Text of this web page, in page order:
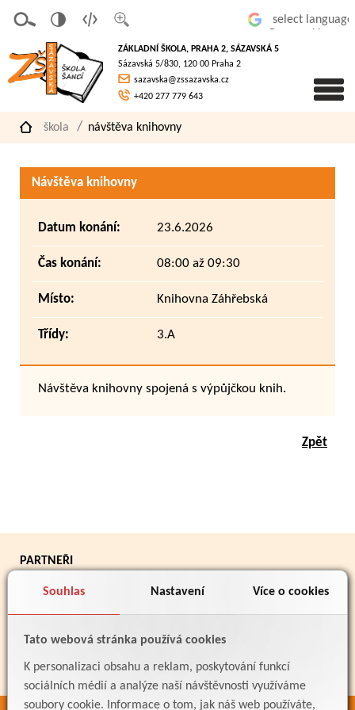
Souhlas Nastavení Více o cookies
Tato webová stránka používá cookies
K personalizaci obsahu a reklam, poskytování funkcí
sociálních médií a analýze naší návštěvnosti využíváme
soubory cookie. Informace o tom, jak náš web používáte,
písmo
á
verze
pro
slaboz
raké
ZÁKLADNÍ ŠKOLA, PRAHA 2, SÁZAVSKÁ 5
Sázavská 5/830, 120 00 Praha 2
sazavska@zssazavska.cz
+420 277 779 643
škola návštěva knihovny
Návštěva knihovny
Datum konání: 23.6.2026
Čas konání: 08:00 až 09:30
Místo: Knihovna Záhřebská
Třídy: 3.A
Návštěva knihovny spojená s výpůjčkou knih.
Zpět
PARTNEŘI